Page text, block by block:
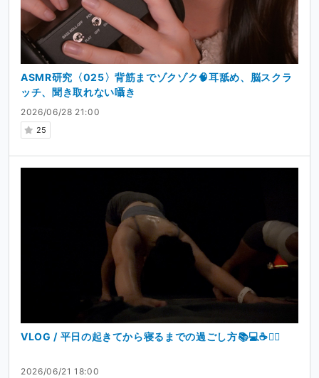
2026/06/28 21:00
25
ASMR研究〈025〉背筋までゾクゾク🧠耳舐め、脳スクラ
ッチ、聞き取れない囁き
2026/06/21 18:00
VLOG / 平日の起きてから寝るまでの過ごし方📚💻☕️🤸‍♂️